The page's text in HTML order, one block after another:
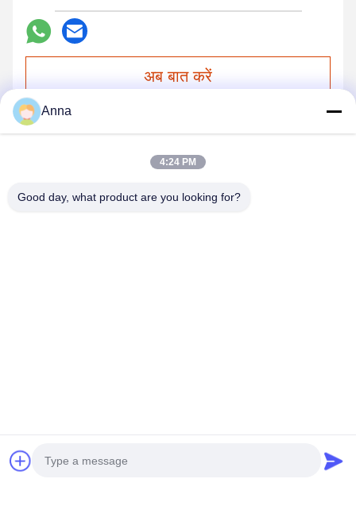
अब बात करें
हमें मेल करें
Anna
4:24 PM
Good day, what product are you looking for?